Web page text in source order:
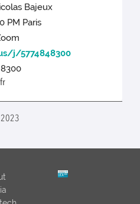
Bajeux
PM Paris
j/5774848300
2023